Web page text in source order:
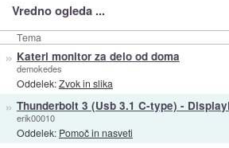
Vredno ogleda ...
Tema
» Kateri monitor za delo od doma
demokedes
Oddelek:Zvok in slika
» Thunderbolt 3 (Usb 3.1 C-type) -
erik00010
Oddelek: Pomoč in nasveti